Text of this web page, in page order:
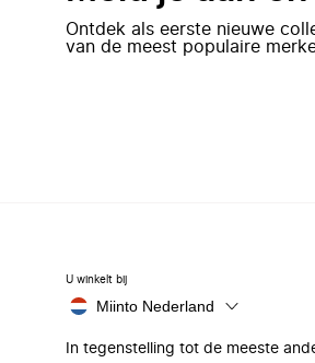
Ontdek als eerste nieuwe
van de meest populaire
U winkelt bij
Miinto Nederland
In tegenstelling tot de meeste